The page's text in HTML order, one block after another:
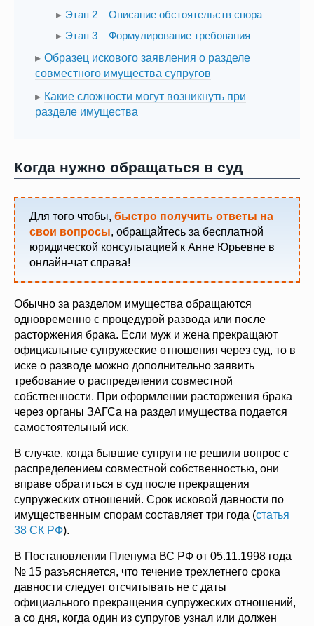
Этап 2 – Описание обстоятельств спора
Этап 3 – Формулирование требования
Образец искового заявления о разделе
совместного имущества супругов
Какие сложности могут возникнуть при
разделе имущества
Когда нужно обращаться в суд
Для того чтобы, быстро получить ответы на
свои вопросы, обращайтесь за бесплатной
юридической консультацией к Анне Юрьевне в
онлайн-чат справа!
Обычно за разделом имущества обращаются
одновременно с процедурой развода или после
расторжения брака. Если муж и жена прекращают
официальные супружеские отношения через суд, то в
иске о разводе можно дополнительно заявить
требование о распределении совместной
собственности. При оформлении расторжения брака
через органы ЗАГСа на раздел имущества подается
самостоятельный иск.
В случае, когда бывшие супруги не решили вопрос с
распределением совместной собственностью, они
вправе обратиться в суд после прекращения
супружеских отношений. Срок исковой давности по
имущественным спорам составляет три года (статья
38 СК РФ).
В Постановлении Пленума ВС РФ от 05.11.1998 года
№ 15 разъясняется, что течение трехлетнего срока
давности следует отсчитывать не с даты
официального прекращения супружеских отношений,
а со дня, когда один из супругов узнал или должен